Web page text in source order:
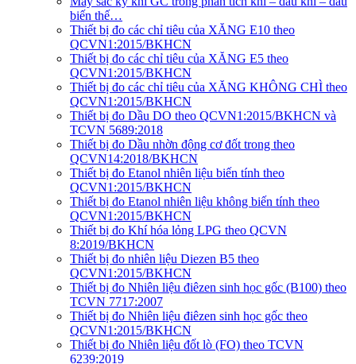
biến thế…
Thiết bị đo các chỉ tiêu của XĂNG E10 theo
QCVN1:2015/BKHCN
Thiết bị đo các chỉ tiêu của XĂNG E5 theo
QCVN1:2015/BKHCN
Thiết bị đo các chỉ tiêu của XĂNG KHÔNG CHÌ theo
QCVN1:2015/BKHCN
Thiết bị đo Dầu DO theo QCVN1:2015/BKHCN và
TCVN 5689:2018
Thiết bị đo Dầu nhờn động cơ đốt trong theo
QCVN14:2018/BKHCN
Thiết bị đo Etanol nhiên liệu biến tính theo
QCVN1:2015/BKHCN
Thiết bị đo Etanol nhiên liệu không biến tính theo
QCVN1:2015/BKHCN
Thiết bị đo Khí hóa lỏng LPG theo QCVN
8:2019/BKHCN
Thiết bị đo nhiên liệu Diezen B5 theo
QCVN1:2015/BKHCN
Thiết bị đo Nhiên liệu điêzen sinh học gốc (B100) theo
TCVN 7717:2007
Thiết bị đo Nhiên liệu điêzen sinh học gốc theo
QCVN1:2015/BKHCN
Thiết bị đo Nhiên liệu đốt lò (FO) theo TCVN
6239:2019